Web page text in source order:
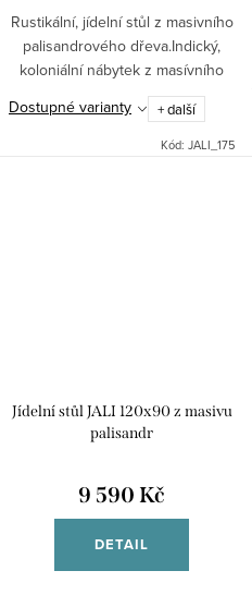
Rustikální, jídelní stůl z masivního
palisandrového dřeva.Indický,
koloniální nábytek z masívního
dřeva palisandtr.
Dostupné varianty + další
Kód: JALI_175
Jídelní stůl JALI 120x90 z masivu
palisandr
9 590 Kč
DETAIL